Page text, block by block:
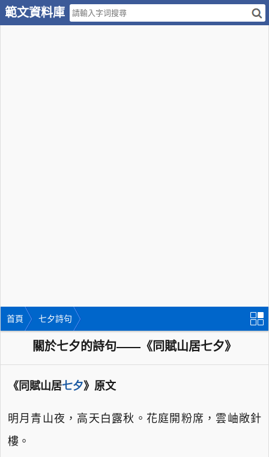
範文資料庫
首頁 七夕詩句
關於七夕的詩句——《同賦山居七夕》
《同賦山居七夕》原文
明月青山夜，高天白露秋。花庭開粉席，雲岫敞針
樓。